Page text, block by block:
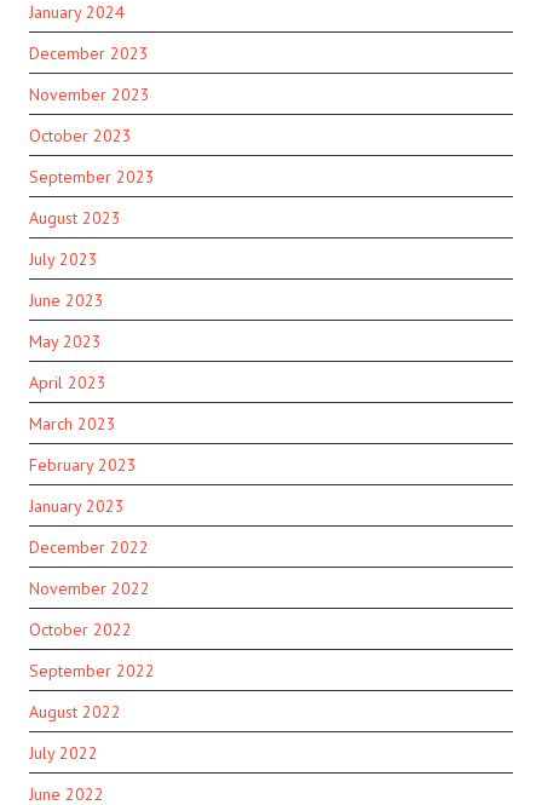
January 2024
December 2023
November 2023
October 2023
September 2023
August 2023
July 2023
June 2023
May 2023
April 2023
March 2023
February 2023
January 2023
December 2022
November 2022
October 2022
September 2022
August 2022
July 2022
June 2022